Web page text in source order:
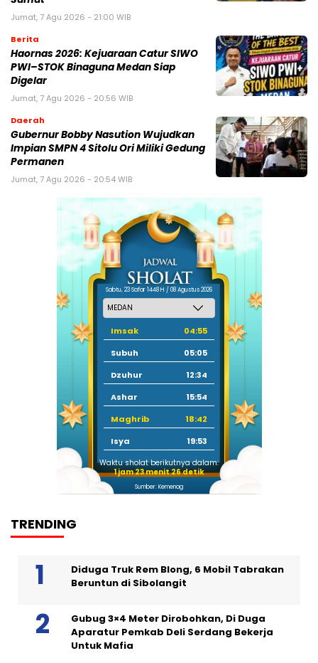
Jumat, 7 Agu 2026 - 21:00 WIB
Berita
Haornas 2026: Kejuaraan Catur SIWO
PWI–STOK Binaguna Medan Siap
Digelar
Jumat, 7 Agu 2026 - 20:56 WIB
Daerah
Gubernur Bobby Nasution Wujudkan
Impian SMPN 4 Sitolu Ori Miliki Gedung
Permanen
Jumat, 7 Agu 2026 - 20:54 WIB
Sabtu, 23 Safar 1448 H / 08 Agustus 2026
Imsak
04:55
Subuh
05:05
Dzuhur
12:34
Ashar
15:54
Maghrib
18:42
Isya
19:53
Waktu sholat berikutnya dalam:
1 jam 23 menit 26 detik
Sumber: Kemenag
TRENDING
Diduga Truk Rem Blong, 6 Mobil Tabrakan
Beruntun di Sibolangit
Gubug 3×4 Meter Dirobohkan, Di Duga
Aparatur Pemkab Deli Serdang Bekerja
Untuk Mafia